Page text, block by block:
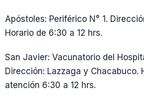
Apóstoles: Periférico N° 1.
Horario de 6:30 a 12 hrs.
San Javier: Vacunatorio del
Dirección: Lazzaga y Chacabuco.
atención 6:30 a 12 hrs.